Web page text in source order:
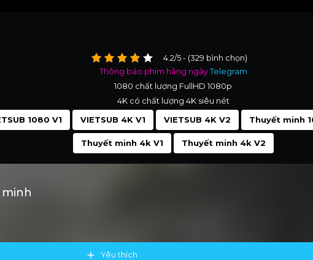
4.2/5 - (329 bình chọn)
Thông báo phim hằng ngàyTelegram
1080 chất lượng FullHD 1080p
4K có chất lượng 4K siêu nét
1080 V1 VIETSUB 4K V1 VIETSUB 4K V2 Thuyết minh
Thuyết minh 4k V1 Thuyết minh 4k V2
Yêu thích